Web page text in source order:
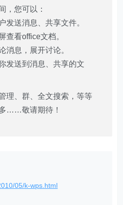
，您可以：
发送消息、共享文件。
查看office文档。
消息，展开讨论。
发送到消息、共享的文
理、群、全文搜索，等等
……敬请期待！
05/k-wps.html